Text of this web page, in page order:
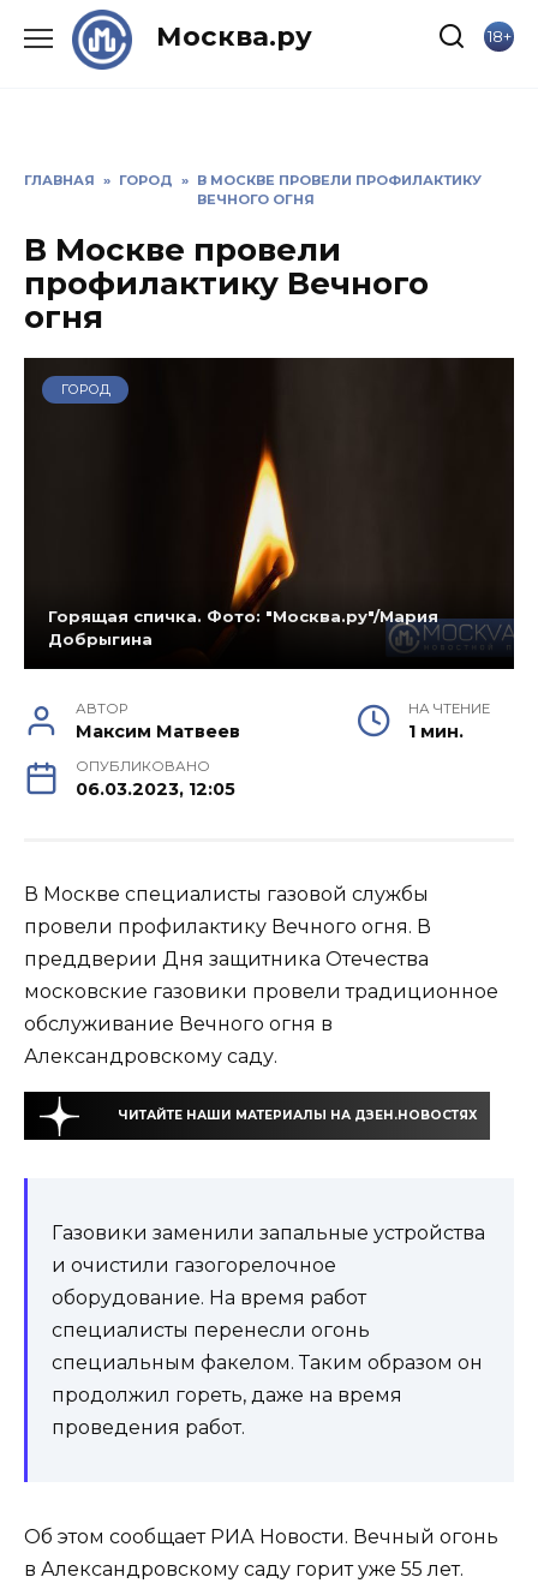
Москва.ру 18+
ГЛАВНАЯ » ГОРОД » В МОСКВЕ ПРОВЕЛИ ПРОФИЛАКТИКУ
ВЕЧНОГО ОГНЯ
В Москве провели
профилактику Вечного
огня
ГОРОД
Горящая спичка. Фото: "Москва.ру"/Мария
Добрыгина
АВТОР
Максим Матвеев
НА ЧТЕНИЕ
1 мин.
ОПУБЛИКОВАНО
06.03.2023, 12:05
В Москве специалисты газовой службы
провели профилактику Вечного огня. В
преддверии Дня защитника Отечества
московские газовики провели традиционное
обслуживание Вечного огня в
Александровскому саду.
ЧИТАЙТЕ НАШИ МАТЕРИАЛЫ НА ДЗЕН.НОВОСТЯХ
Газовики заменили запальные устройства
и очистили газогорелочное
оборудование. На время работ
специалисты перенесли огонь
специальным факелом. Таким образом он
продолжил гореть, даже на время
проведения работ.
Об этом сообщает РИА Новости. Вечный огонь
в Александровскому саду горит уже 55 лет.